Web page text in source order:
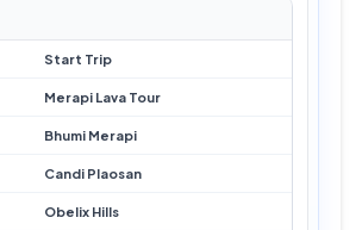
Start Trip
Merapi Lava Tour
Bhumi Merapi
Candi Plaosan
Obelix Hills